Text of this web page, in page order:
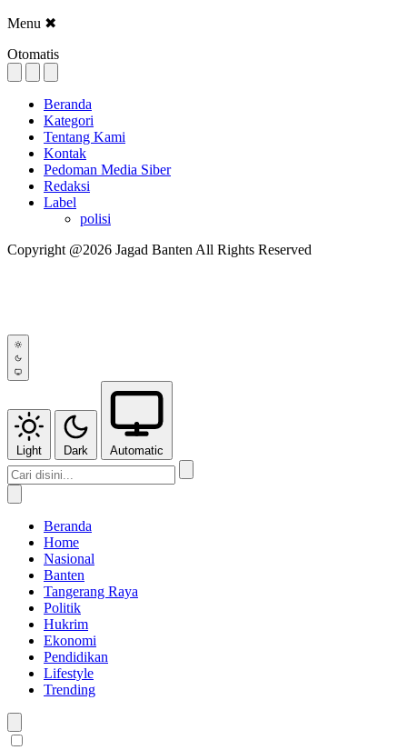
Menu ✖
Otomatis
Beranda
Kategori
Tentang Kami
Kontak
Pedoman Media Siber
Redaksi
Label
polisi
Copyright @2026 Jagad Banten All Rights Reserved
Light Dark Automatic
Beranda
Home
Nasional
Banten
Tangerang Raya
Politik
Hukrim
Ekonomi
Pendidikan
Lifestyle
Trending